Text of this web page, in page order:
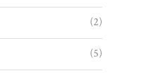
(2)
(5)